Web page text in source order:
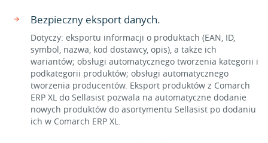
Bezpieczny eksport danych.
Dotyczy: eksportu informacji o produktach (EAN, ID,
symbol, nazwa, kod dostawcy, opis), a także ich
wariantów; obsługi automatycznego tworzenia kategorii i
podkategorii produktów; obsługi automatycznego
tworzenia producentów. Eksport produktów z Comarch
ERP XL do Sellasist pozwala na automatyczne dodanie
nowych produktów do asortymentu Sellasist po dodaniu
ich w Comarch ERP XL.